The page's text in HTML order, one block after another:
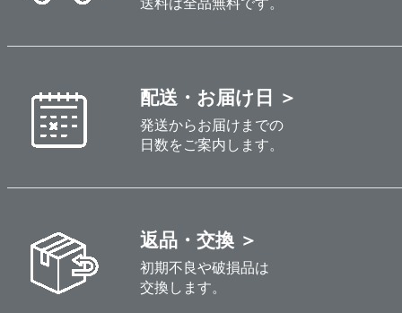
配送・お届け日 ＞
発送からお届けまでの
日数をご案内します。
返品・交換 ＞
初期不良や破損品は
交換します。